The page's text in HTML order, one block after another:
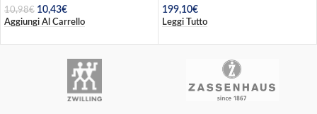
10,98€ 10,43€
Aggiungi Al Carrello
199,10€
Leggi Tutto